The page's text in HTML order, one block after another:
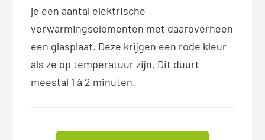
je een aantal elektrische
verwarmingselementen met daaroverheen
een glasplaat. Deze krijgen een rode kleur
als ze op temperatuur zijn. Dit duurt
meestal 1 à 2 minuten.